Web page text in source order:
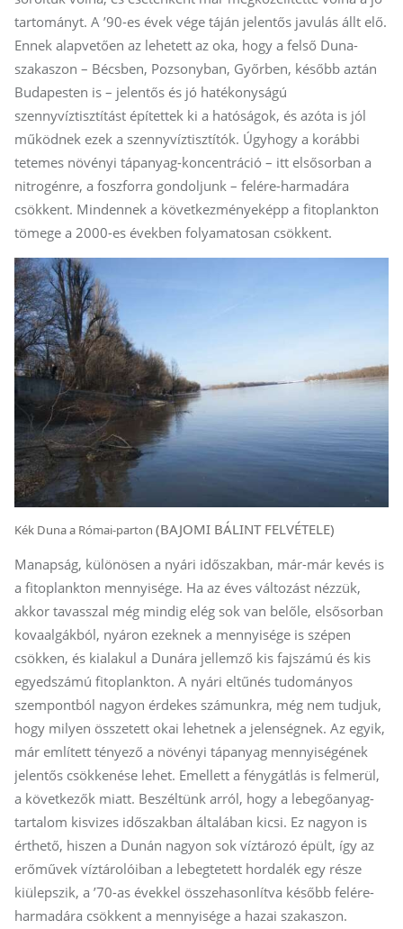
tartományt. A ’90-es évek vége táján jelentős javulás állt elő.
Ennek alapvetően az lehetett az oka, hogy a felső Duna-
szakaszon – Bécsben, Pozsonyban, Győrben, később aztán
Budapesten is – jelentős és jó hatékonyságú
szennyvíztisztítást építettek ki a hatóságok, és azóta is jól
működnek ezek a szennyvíztisztítók. Úgyhogy a korábbi
tetemes növényi tápanyag-koncentráció – itt elsősorban a
nitrogénre, a foszforra gondoljunk – felére-harmadára
csökkent. Mindennek a következményeképp a fitoplankton
tömege a 2000-es években folyamatosan csökkent.
Kék Duna a Római-parton (BAJOMI BÁLINT FELVÉTELE)
Manapság, különösen a nyári időszakban, már-már kevés is
a fitoplankton mennyisége. Ha az éves változást nézzük,
akkor tavasszal még mindig elég sok van belőle, elsősorban
kovaalgákból, nyáron ezeknek a mennyisége is szépen
csökken, és kialakul a Dunára jellemző kis fajszámú és kis
egyedszámú fitoplankton. A nyári eltűnés tudományos
szempontból nagyon érdekes számunkra, még nem tudjuk,
hogy milyen összetett okai lehetnek a jelenségnek. Az egyik,
már említett tényező a növényi tápanyag mennyiségének
jelentős csökkenése lehet. Emellett a fénygátlás is felmerül,
a következők miatt. Beszéltünk arról, hogy a lebegőanyag-
tartalom kisvizes időszakban általában kicsi. Ez nagyon is
érthető, hiszen a Dunán nagyon sok víztározó épült, így az
erőművek víztárolóiban a lebegtetett hordalék egy része
kiülepszik, a ’70-as évekkel összehasonlítva később felére-
harmadára csökkent a mennyisége a hazai szakaszon.